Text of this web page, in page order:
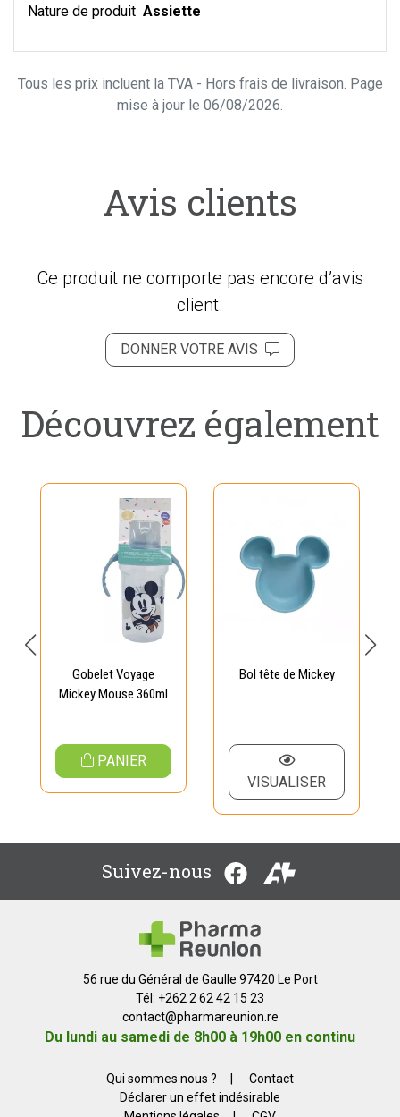
Nature de produit Assiette
Tous les prix incluent la TVA - Hors frais de livraison. Page
mise à jour le 06/08/2026.
Avis clients
Ce produit ne comporte pas encore d’avis
client.
DONNER VOTRE AVIS
Découvrez également
Gobelet Voyage
Mickey Mouse 360ml
PANIER
Bol tête de Mickey
VISUALISER
Suivez-nous
56 rue du Général de Gaulle 97420 Le Port
Tél: +262 2 62 42 15 23
contact@pharmareunion.re
Du lundi au samedi de 8h00 à 19h00 en continu
Qui sommes nous ?
Contact
Déclarer un effet indésirable